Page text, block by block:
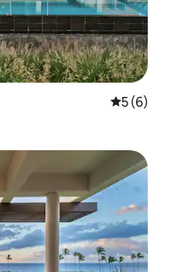
5 (6)